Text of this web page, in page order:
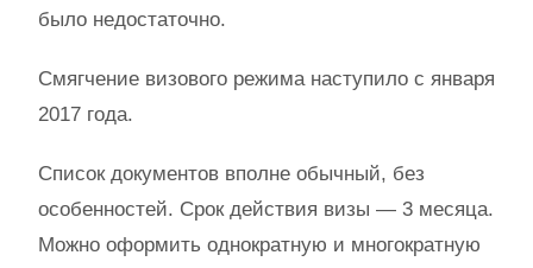
было недостаточно.
Смягчение визового режима наступило с января
2017 года.
Список документов вполне обычный, без
особенностей. Срок действия визы — 3 месяца.
Можно оформить однократную и многократную